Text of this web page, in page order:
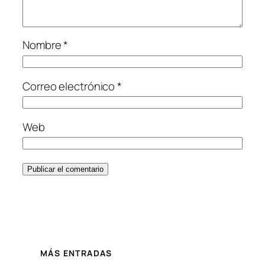
Nombre*
Correo electrónico*
Web
MÁS ENTRADAS